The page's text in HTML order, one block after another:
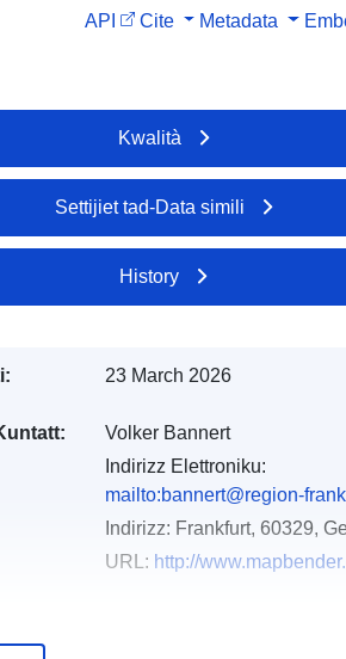
API Cite Metadata
Kwalità
Settijiet tad-Data simili
History
23 March 2026
Volker Bannert
Indirizz Elettroniku:
mailto:bannert@region-
Indirizz: Frankfurt, 60329,
URL: http://